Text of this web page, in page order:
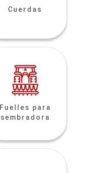
Cuerdas
Fuelles para
sembradora